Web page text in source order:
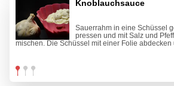
Knoblauchsauce
Sauerrahm in eine Schüssel
pressen und mit Salz und
mischen. Die Schüssel mit einer Folie abdecken